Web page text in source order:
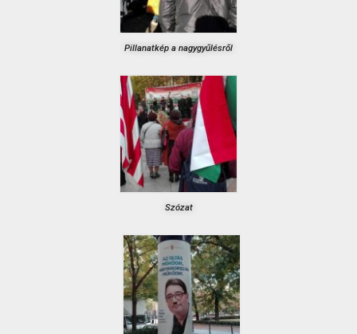
Pillanatkép a nagygyűlésről
Szózat